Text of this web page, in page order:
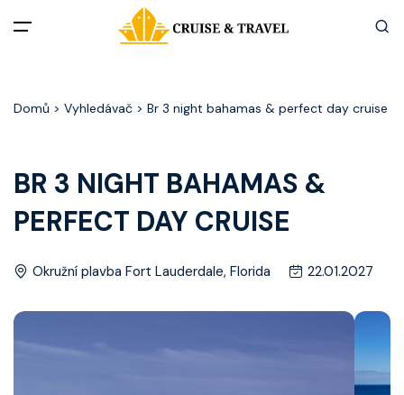
Akční nabídky
Destinace
Zážitky z plaveb
Užitečné informace
Často kladené otázky
Domů > Vyhledávač > Br 3 night bahamas & perfect day cruise
BR 3 NIGHT BAHAMAS &
PERFECT DAY CRUISE
Okružní plavba Fort Lauderdale, Florida 22.01.2027